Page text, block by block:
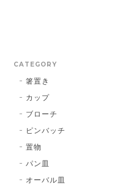
CATEGORY
箸置き
カップ
ブローチ
ピンバッチ
置物
パン皿
オーバル皿